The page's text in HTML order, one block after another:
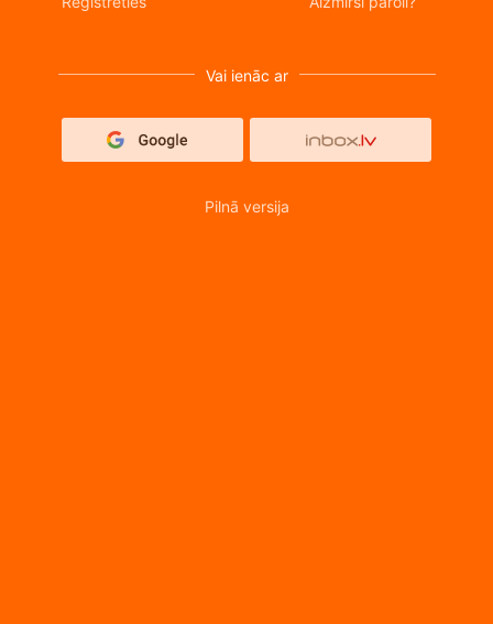
Vai ienāc ar
Pilnā versija